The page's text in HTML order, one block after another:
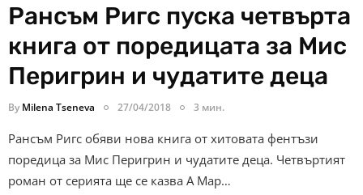
Рансъм Ригс пуска четвърта
книга от поредицата за Мис
Перигрин и чудатите деца
By Milena Tseneva 27/04/2018 3 мин.
Рансъм Ригс обяви нова книга от хитовата фентъзи
поредица за Мис Перигрин и чудатите деца. Четвъртият
роман от серията ще се казва A Map…